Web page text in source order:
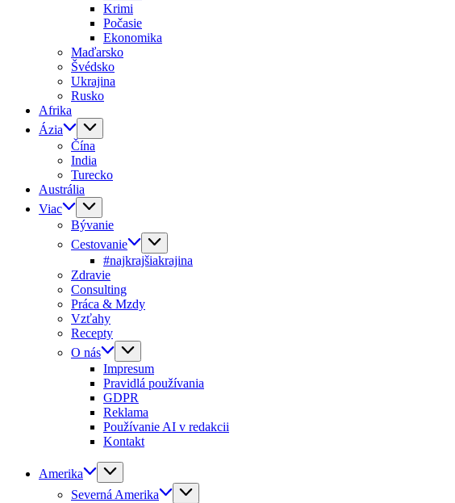
Krimi
Počasie
Ekonomika
Maďarsko
Švédsko
Ukrajina
Rusko
Afrika
Ázia
Čína
India
Turecko
Austrália
Viac
Bývanie
Cestovanie
#najkrajšiakrajina
Zdravie
Consulting
Práca & Mzdy
Vzťahy
Recepty
O nás
Impresum
Pravidlá používania
GDPR
Reklama
Používanie AI v redakcii
Kontakt
Amerika
Severná Amerika